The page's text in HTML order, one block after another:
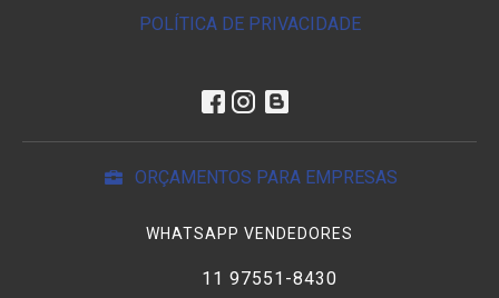
POLÍTICA DE PRIVACIDADE
ORÇAMENTOS PARA EMPRESAS
WHATSAPP VENDEDORES
11 97551-8430